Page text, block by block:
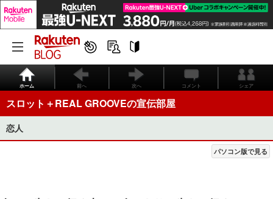
ホーム 前へ 次へ コメント シェア
スロット＋REAL GROOVEの宣伝部屋
恋人
パソコン版で見る